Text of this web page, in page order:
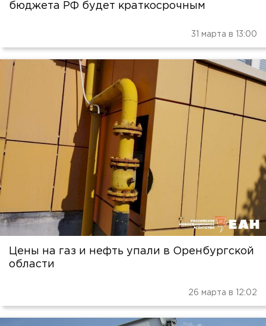
бюджета РФ будет краткосрочным
31 марта в 13:00
Цены на газ и нефть упали в Оренбургской
области
26 марта в 12:02